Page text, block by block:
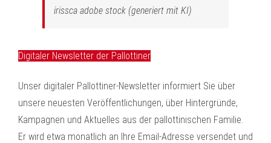
irissca adobe stock (generiert mit KI)
Digitaler Newsletter der Pallottiner
Unser digitaler Pallottiner-Newsletter informiert Sie über
unsere neuesten Veröffentlichungen, über Hintergründe,
Kampagnen und Aktuelles aus der pallottinischen Familie.
Er wird etwa monatlich an Ihre Email-Adresse versendet und